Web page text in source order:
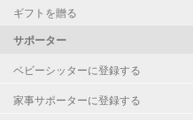
ギフトを贈る
サポーター
ベビーシッターに登録する
家事サポーターに登録する